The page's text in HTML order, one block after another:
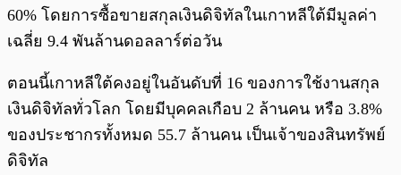
60% โดยการซื้อขายสกุลเงินดิจิทัลในเกาหลีใต้มีมูลค่า
เฉลี่ย 9.4 พันล้านดอลลาร์ต่อวัน
ตอนนี้เกาหลีใต้คงอยู่ในอันดับที่ 16 ของการใช้งานสกุล
เงินดิจิทัลทั่วโลก โดยมีบุคคลเกือบ 2 ล้านคน หรือ 3.8%
ของประชากรทั้งหมด 55.7 ล้านคน เป็นเจ้าของสินทรัพย์
ดิจิทัล